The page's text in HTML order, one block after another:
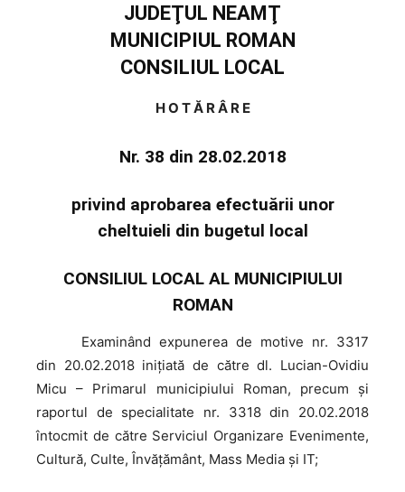
JUDEŢUL NEAMŢ
MUNICIPIUL ROMAN
CONSILIUL LOCAL
H O T Ă R Â R E
Nr. 38 din 28.02.2018
privind aprobarea efectuării unor
cheltuieli din bugetul local
CONSILIUL LOCAL AL MUNICIPIULUI
ROMAN
Examinând expunerea de motive nr. 3317
din 20.02.2018 iniţiată de către dl. Lucian-Ovidiu
Micu – Primarul municipiului Roman, precum şi
raportul de specialitate nr. 3318 din 20.02.2018
întocmit de către Serviciul Organizare Evenimente,
Cultură, Culte, Învățământ, Mass Media și IT;